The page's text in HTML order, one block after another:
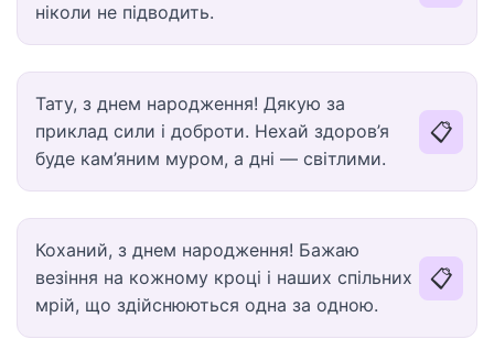
ніколи не підводить.
Тату, з днем народження! Дякую за
приклад сили і доброти. Нехай здоров’я
буде кам’яним муром, а дні — світлими.
📋
Коханий, з днем народження! Бажаю
везіння на кожному кроці і наших спільних
мрій, що здійснюються одна за одною.
📋